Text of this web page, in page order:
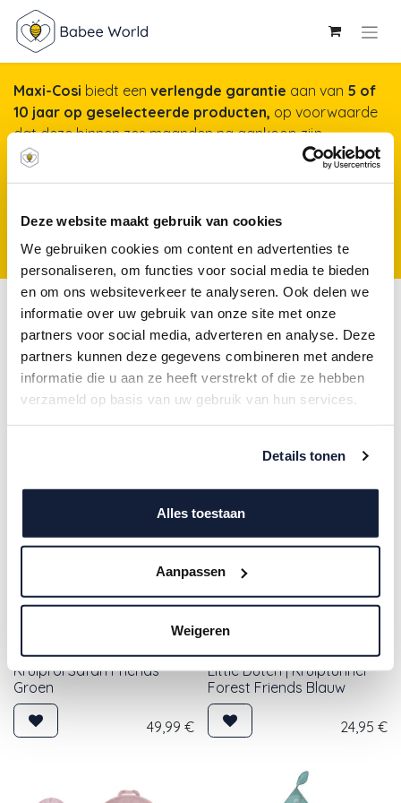
Deze website maakt gebruik van cookies
We gebruiken cookies om content en advertenties te
personaliseren, om functies voor social media te bieden
en om ons websiteverkeer te analyseren. Ook delen we
informatie over uw gebruik van onze site met onze
partners voor social media, adverteren en analyse. Deze
partners kunnen deze gegevens combineren met andere
informatie die u aan ze heeft verstrekt of die ze hebben
verzameld op basis van uw gebruik van hun services.
Details tonen
Alles toestaan
Aanpassen
Weigeren
Maxi-Cosi biedt een verlengde garantie aan van 5 of
10 jaar op geselecteerde producten, op voorwaarde
dat deze binnen zes maanden na aankoop zijn
geregistreerd op onze website. Het duurt maar een
verlengde garantie.
Tenten & kruiprollen
Speeltafels
Tenten &
kruiprollen
Keuken
&
winkel
Little Dutch | Speeltent met
Kruiprol Safari Friends
Groen
49,99 €
Little Dutch | Kruiptunnel
Forest Friends Blauw
24,95 €